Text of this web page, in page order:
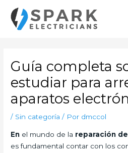
contenido
Guía completa
estudiar para
aparatos
/ Sin categoría / Por dmccol
En el mundo de la reparación
es fundamental contar con los